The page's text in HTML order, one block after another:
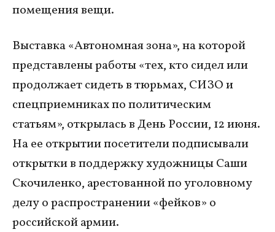
помещения вещи.
Выставка «Автономная зона», на которой
представлены работы «тех, кто сидел или
продолжает сидеть в тюрьмах, СИЗО и
спецприемниках по политическим
статьям», открылась в День России, 12 июня.
На ее открытии посетители подписывали
открытки в поддержку художницы Саши
Скочиленко, арестованной по уголовному
делу о распространении «фейков» о
российской армии.